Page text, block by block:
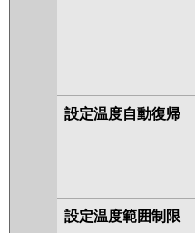
設定温度自動復帰
設定温度範囲制限